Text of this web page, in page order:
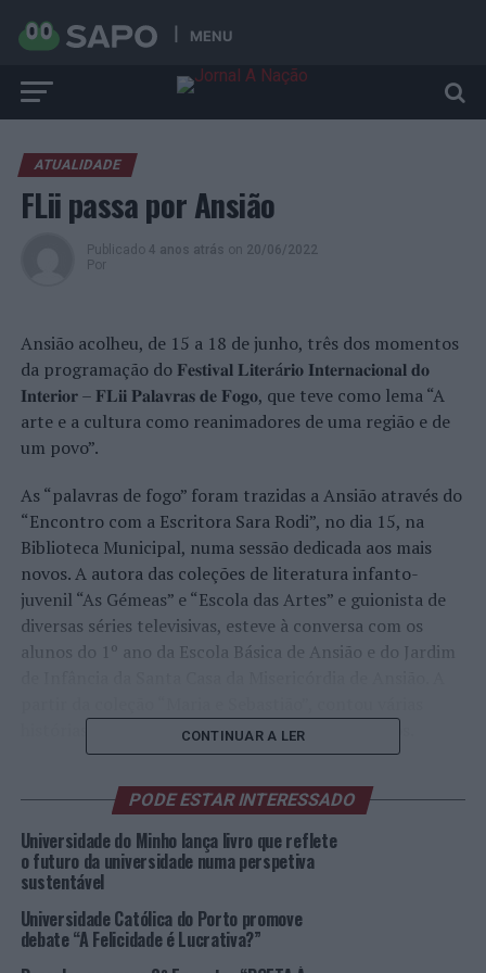
MENU
ATUALIDADE
FLii passa por Ansião
Publicado 4 anos atrás on 20/06/2022
Por
Ansião acolheu, de 15 a 18 de junho, três dos momentos
da programação do 𝐅𝐞𝐬𝐭𝐢𝐯𝐚𝐥 𝐋𝐢𝐭𝐞𝐫á𝐫𝐢𝐨 𝐈𝐧𝐭𝐞𝐫𝐧𝐚𝐜𝐢𝐨𝐧𝐚𝐥 𝐝𝐨
𝐈𝐧𝐭𝐞𝐫𝐢𝐨𝐫 – 𝐅𝐋𝐢𝐢 𝐏𝐚𝐥𝐚𝐯𝐫𝐚𝐬 𝐝𝐞 𝐅𝐨𝐠𝐨, que teve como lema “A
arte e a cultura como reanimadores de uma região e de
um povo”.
As “palavras de fogo” foram trazidas a Ansião através do
“Encontro com a Escritora Sara Rodi”, no dia 15, na
Biblioteca Municipal, numa sessão dedicada aos mais
novos. A autora das coleções de literatura infanto-
juvenil “As Gémeas” e “Escola das Artes” e guionista de
diversas séries televisivas, esteve à conversa com os
alunos do 1º ano da Escola Básica de Ansião e do Jardim
histórias, que fizeram a delícia dos mais pequenos.
António José Domingues, e pela escritora Ana Filomena
Amaral, da organização do FLii, Luís Osório veio
apresentar o seu livro “Ficheiros Secretos – Histórias
nunca contadas da política e da sociedade portuguesas”,
no dia 17, no Auditório Municipal, perante uma
assistência atenta, curiosa e participativa, de que
CONTINUAR A LER
PODE ESTAR INTERESSADO
Universidade do Minho lança livro que reflete
o futuro da universidade numa perspetiva
sustentável
Universidade Católica do Porto promove
debate “A Felicidade é Lucrativa?”